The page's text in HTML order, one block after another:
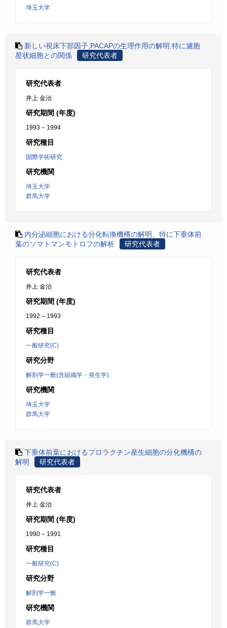
埼玉大学
新しい視床下部因子,PACAPの生理作用の解明,特に濾胞
星状細胞との関係
研究代表者
研究代表者
井上 金治
研究期間 (年度)
1993 – 1994
研究種目
国際学術研究
研究機関
埼玉大学
群馬大学
内分泌細胞における分化転換機構の解明、特に下垂体前
葉のソマトマンモトロフの解析
研究代表者
研究代表者
井上 金治
研究期間 (年度)
1992 – 1993
研究種目
一般研究(C)
研究分野
解剖学一般(含組織学・発生学)
研究機関
埼玉大学
群馬大学
下垂体前葉におけるプロラクチン産生細胞の分化機構の
解明
研究代表者
研究代表者
井上 金治
研究期間 (年度)
1990 – 1991
研究種目
一般研究(C)
研究分野
解剖学一般
研究機関
群馬大学